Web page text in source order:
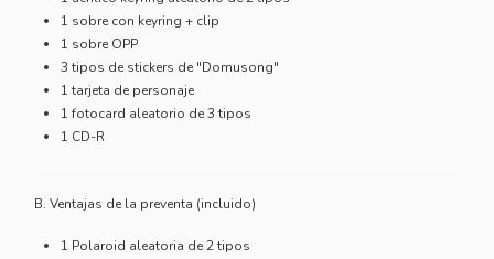
1 sobre con keyring + clip
1 sobre OPP
3 tipos de stickers de "Domusong"
1 tarjeta de personaje
1 fotocard aleatorio de 3 tipos
1 CD-R
B. Ventajas de la preventa (incluido)
1 Polaroid aleatoria de 2 tipos